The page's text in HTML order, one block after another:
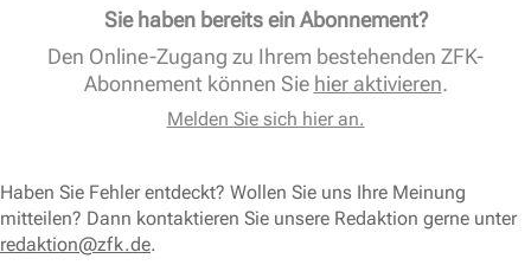
Sie haben bereits ein Abonnement?
Den Online-Zugang zu Ihrem bestehenden ZFK-
Abonnement können Sie hier aktivieren.
Melden Sie sich hier an.
Haben Sie Fehler entdeckt? Wollen Sie uns Ihre Meinung
mitteilen? Dann kontaktieren Sie unsere Redaktion gerne unter
redaktion@zfk.de.